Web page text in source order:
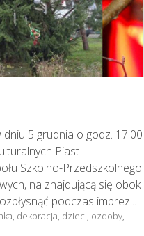
5 grudnia o godz. 17.00
Piast
Szkolno-Przedszkolnego
na znajdującą się obok
podczas imprez...
, dekoracja, dzieci, ozdoby,